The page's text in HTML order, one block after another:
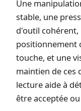
Une
stable, une
d'outil cohérent,
positionnement
touche, et une
maintien de ces
lecture aide à
être acceptée